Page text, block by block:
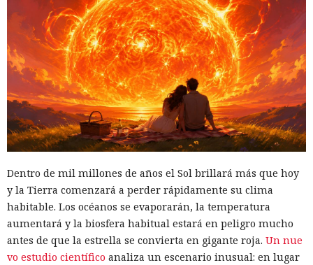
Brecha del tamaño de un nodo:
Estados Unidos no obligó a
China a retirar su equipo de
telecomunicaciones
Licencia revocada, pero la infraestructura quedó en el
olvido.
Dentro de mil millones de años el Sol brillará más que hoy
y la Tierra comenzará a perder rápidamente su clima
habitable. Los océanos se evaporarán, la temperatura
aumentará y la biosfera habitual estará en peligro mucho
antes de que la estrella se convierta en gigante roja. Un nue
vo estudio científico analiza un escenario inusual: en lugar